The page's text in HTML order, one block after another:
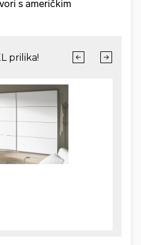
s američkim